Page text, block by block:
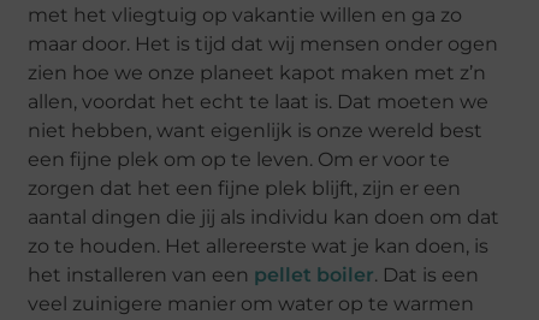
met het vliegtuig op vakantie willen en ga zo
maar door. Het is tijd dat wij mensen onder ogen
zien hoe we onze planeet kapot maken met z’n
allen, voordat het echt te laat is. Dat moeten we
niet hebben, want eigenlijk is onze wereld best
een fijne plek om op te leven. Om er voor te
zorgen dat het een fijne plek blijft, zijn er een
aantal dingen die jij als individu kan doen om dat
zo te houden. Het allereerste wat je kan doen, is
het installeren van een pellet boiler. Dat is een
veel zuinigere manier om water op te warmen